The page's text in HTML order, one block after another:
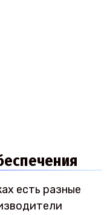
есть разные